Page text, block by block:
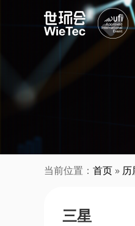
当前位置： 首页 » 历
三星